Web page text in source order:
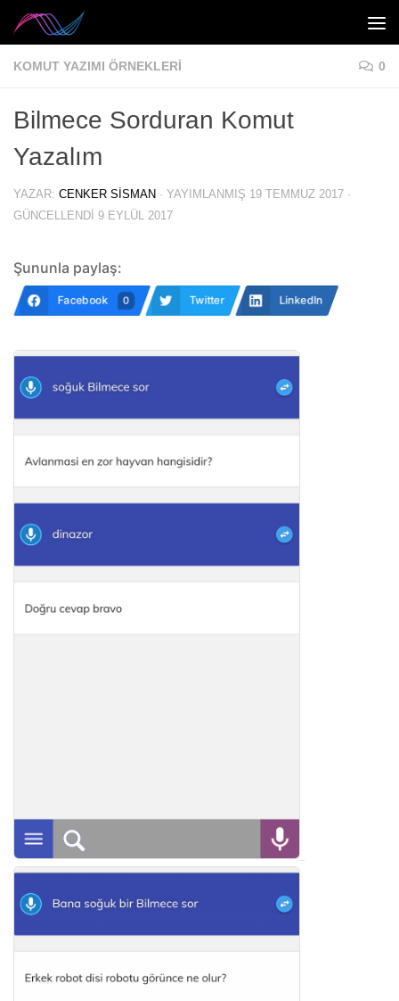
Skip to content
KOMUT YAZIMI ÖRNEKLERI 0
Bilmece Sorduran Komut
Yazalım
YAZAR: CENKER SISMAN · YAYIMLANMIŞ 19 TEMMUZ 2017 ·
GÜNCELLENDI 9 EYLÜL 2017
Şununla paylaş:
Facebook 0 Twitter LinkedIn